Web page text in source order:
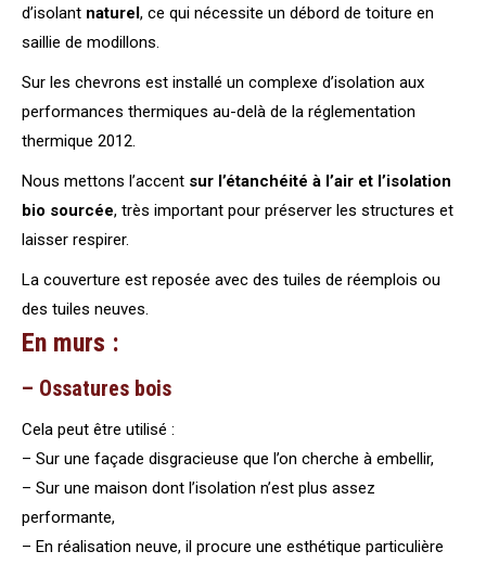
d’isolant naturel, ce qui nécessite un débord de toiture en
saillie de modillons.
Sur les chevrons est installé un complexe d’isolation aux
performances thermiques au-delà de la réglementation
thermique 2012.
Nous mettons l’accent sur l’étanchéité à l’air et l’isolation
bio sourcée, très important pour préserver les structures et
laisser respirer.
La couverture est reposée avec des tuiles de réemplois ou
des tuiles neuves.
En murs :
– Ossatures bois
Cela peut être utilisé :
– Sur une façade disgracieuse que l’on cherche à embellir,
– Sur une maison dont l’isolation n’est plus assez
performante,
– En réalisation neuve, il procure une esthétique particulière